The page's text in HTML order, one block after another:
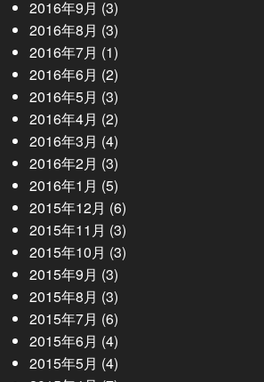
2016年9月 (3)
2016年8月 (3)
2016年7月 (1)
2016年6月 (2)
2016年5月 (3)
2016年4月 (2)
2016年3月 (4)
2016年2月 (3)
2016年1月 (5)
2015年12月 (6)
2015年11月 (3)
2015年10月 (3)
2015年9月 (3)
2015年8月 (3)
2015年7月 (6)
2015年6月 (4)
2015年5月 (4)